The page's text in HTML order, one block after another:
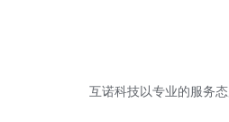
互诺科技以专业的服务